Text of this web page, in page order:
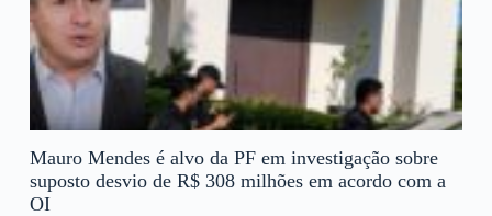
Mauro Mendes é alvo da PF em investigação sobre
suposto desvio de R$ 308 milhões em acordo com a
OI